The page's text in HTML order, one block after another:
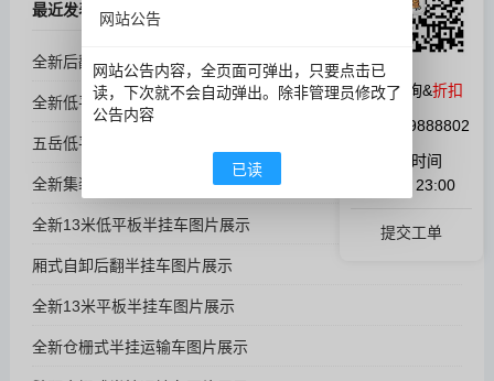
最近发表
全新后翻自卸半挂运输车图片展示
全新低平板半挂运输车图片展示
五岳低平板半挂运输车图片展示
全新集装箱侧帘运输半挂车图片展示
全新13米低平板半挂车图片展示
厢式自卸后翻半挂车图片展示
全新13米平板半挂车图片展示
全新仓栅式半挂运输车图片展示
微信咨询&折扣
QQ:1059888802
在线时间
9:00 ~ 23:00
提交工单
网站公告
网站公告内容，全页面可弹出，只要点击已
读，下次就不会自动弹出。除非管理员修改了
公告内容
已读